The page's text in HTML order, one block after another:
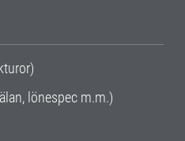
lönespec m.m.)